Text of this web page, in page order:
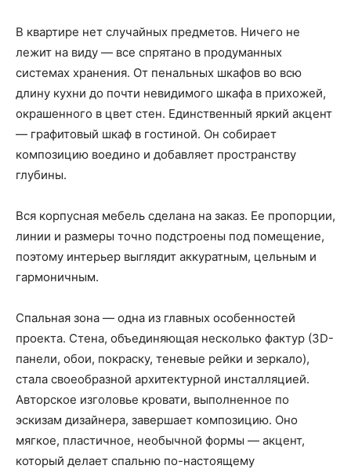
В квартире нет случайных предметов. Ничего не
лежит на виду — все спрятано в продуманных
системах хранения. От пенальных шкафов во всю
длину кухни до почти невидимого шкафа в прихожей,
окрашенного в цвет стен. Единственный яркий акцент
— графитовый шкаф в гостиной. Он собирает
композицию воедино и добавляет пространству
глубины.
Вся корпусная мебель сделана на заказ. Ее пропорции,
линии и размеры точно подстроены под помещение,
поэтому интерьер выглядит аккуратным, цельным и
гармоничным.
Спальная зона — одна из главных особенностей
проекта. Стена, объединяющая несколько фактур (3D-
панели, обои, покраску, теневые рейки и зеркало),
стала своеобразной архитектурной инсталляцией.
Авторское изголовье кровати, выполненное по
эскизам дизайнера, завершает композицию. Оно
мягкое, пластичное, необычной формы — акцент,
который делает спальню по-настоящему